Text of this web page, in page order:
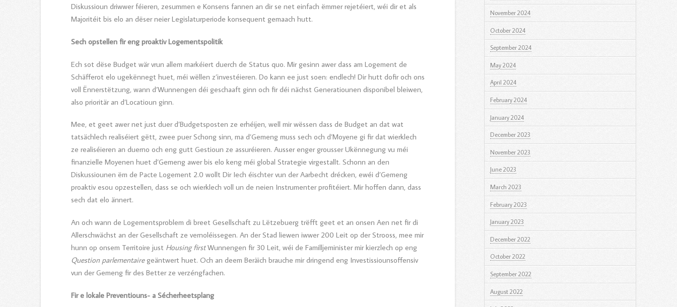
Diskussioun driwwer féieren, zesummen e Konsens fannen an dir se net einfach ëmmer rejetéiert, wéi dir et als
Majoritéit bis elo an dëser neier Legislaturperiode konsequent gemaach hutt.
Sech opstellen fir eng proaktiv Logementspolitik
Ech sot dëse Budget wär vrun allem markéiert duerch de Status quo. Mir gesinn awer dass am Logement de
Schäfferot elo ugekënnegt huet, méi wëllen z’investéieren. Do kann ee just soen: endlech! Dir hutt dofir och ons
voll Ënnerstëtzung, wann d’Wunnengen déi geschaaft ginn och fir déi nächst Generatiounen disponibel bleiwen,
also prioritär an d’Locatioun ginn.
Mee, et geet awer net just duer d’Budgetsposten ze erhéijen, well mir wëssen dass de Budget an dat wat
tatsächlech realiséiert gëtt, zwee puer Schong sinn, ma d’Gemeng muss sech och d’Moyene gi fir dat wierklech
ze realiséieren an duerno och eng gutt Gestioun ze assuréieren. Ausser enger grousser Ukënnegung vu méi
finanzielle Moyenen huet d’Gemeng awer bis elo keng méi global Strategie virgestallt. Schonn an den
Diskussiounen ëm de Pacte Logement 2.0 wollt Dir Iech éischter vun der Aarbecht drécken, ewéi d’Gemeng
proaktiv esou opzestellen, dass se och wierklech voll un de neien Instrumenter profitéiert. Mir hoffen dann, dass
sech dat elo ännert.
An och wann de Logementsproblem di breet Gesellschaft zu Lëtzebuerg trëfft geet et an onsen Aen net fir di
Allerschwächst an der Gesellschaft ze vernoléissegen. An der Stad liewen iwwer 200 Leit op der Strooss, mee mir
hunn op onsem Territoire just Housing firstWunnengen fir 30 Leit, wéi de Familljeminister mir kierzlech op eng
Question parlementairegeäntwert huet. Och an deem Beräich brauche mir dringend eng Investissiounsoffensiv
vun der Gemeng fir des Better ze verzéngfachen.
Fir e lokale Preventiouns- a Sécherheetsplang
November 2024
October 2024
September 2024
May 2024
April 2024
February 2024
January 2024
December 2023
November 2023
June 2023
March 2023
February 2023
January 2023
December 2022
October 2022
September 2022
August 2022